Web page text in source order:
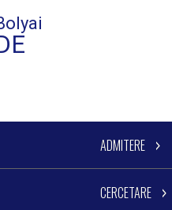
ADMITERE
CERCETARE